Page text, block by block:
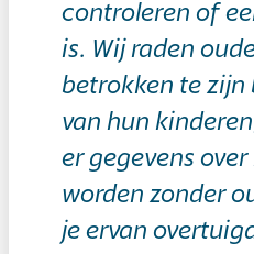
controleren of
is. Wij raden
betrokken te
van hun
er gegevens
worden zonder
je ervan